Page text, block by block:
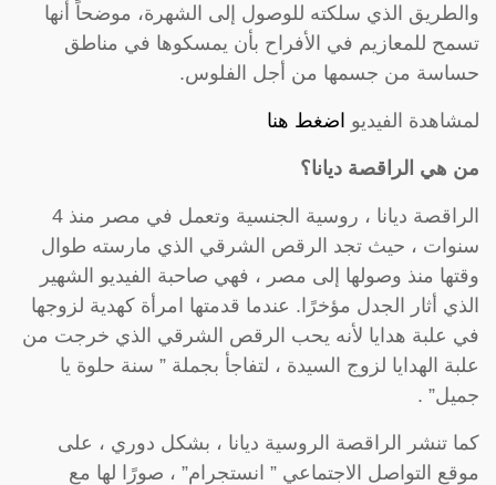
والطريق الذي سلكته للوصول إلى الشهرة، موضحاً أنها
تسمح للمعازيم في الأفراح بأن يمسكوها في مناطق
حساسة من جسمها من أجل الفلوس.
لمشاهدة الفيديو اضغط هنا
من هي الراقصة ديانا؟
الراقصة ديانا ، روسية الجنسية وتعمل في مصر منذ 4
سنوات ، حيث تجد الرقص الشرقي الذي مارسته طوال
وقتها منذ وصولها إلى مصر ، فهي صاحبة الفيديو الشهير
الذي أثار الجدل مؤخرًا. عندما قدمتها امرأة كهدية لزوجها
في علبة هدايا لأنه يحب الرقص الشرقي الذي خرجت من
علبة الهدايا لزوج السيدة ، لتفاجأ بجملة ” سنة حلوة يا
جميل” .
كما تنشر الراقصة الروسية ديانا ، بشكل دوري ، على
موقع التواصل الاجتماعي ” انستجرام” ، صورًا لها مع